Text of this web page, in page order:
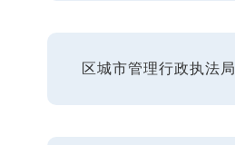
区城市管理行政执法局